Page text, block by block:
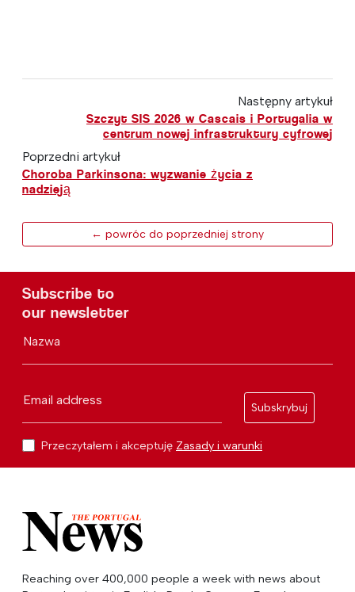
Następny artykuł
Szczyt SIS 2026 w Cascais i Portugalia w
centrum nowej infrastruktury cyfrowej
Poprzedni artykuł
Choroba Parkinsona: wyzwanie życia z
nadzieją
← powróc do poprzedniej strony
Subscribe to
our newsletter
Nazwa
Email address
Subskrybuj
Przeczytałem i akceptuję Zasady i warunki
Reaching over 400,000 people a week with news about